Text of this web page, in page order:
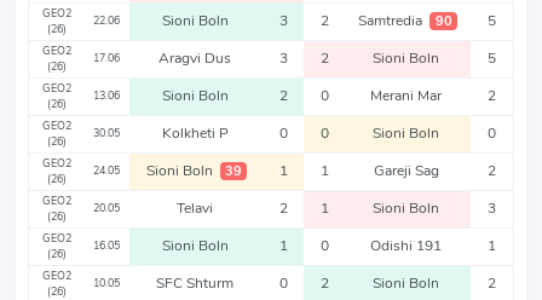
GEO2
(26)
22.06 Sioni Boln 3 2 Samtredia 90 5
GEO2
(26)
17.06 Aragvi Dus 3 2 Sioni Boln 5
GEO2
(26)
13.06 Sioni Boln 2 0 Merani Mar 2
GEO2
(26)
30.05 Kolkheti P 0 0 Sioni Boln 0
GEO2
(26)
24.05 Sioni Boln 39 1 1 Gareji Sag 2
GEO2
(26)
20.05 Telavi 2 1 Sioni Boln 3
GEO2
(26)
16.05 Sioni Boln 1 0 Odishi 191 1
GEO2
(26)
10.05 SFC Shturm 0 2 Sioni Boln 2